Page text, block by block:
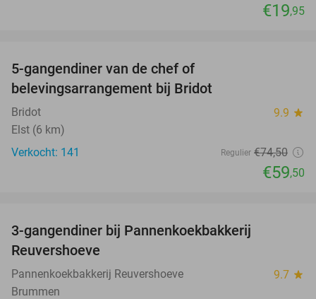
€19,95
5-gangendiner van de chef of
belevingsarrangement bij Bridot
Bridot 9.9 star
Elst (6 km)
Verkocht: 141
Regulier €74,50
€59,50
3-gangendiner bij Pannenkoekbakkerij
Reuvershoeve
Pannenkoekbakkerij Reuvershoeve 9.7 star
Brummen